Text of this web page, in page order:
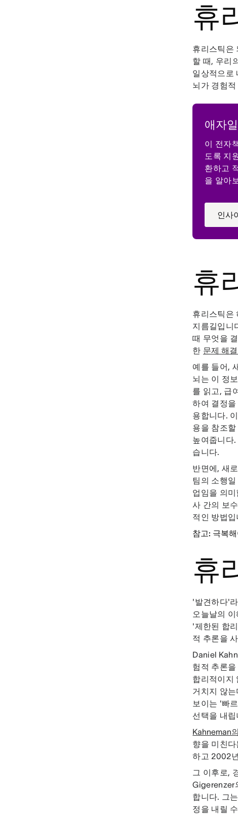
휴
휴리스틱은
할 때, 우리
일상적으로
뇌가 경험
애자
이 전자
도록 지
환하고
을 알아
인사
휴
휴리스틱은
지름길입니
때 무엇을
한 문제 해
예를 들어,
뇌는 이 정
를 읽고, 급
하여 결정
용합니다.
용을 참조
높여줍니다
습니다.
반면에, 새
팀의 소행
업임을 의
사 간의 보
적인 방법입
참고: 극복
휴
'발견하다'
오늘날의
'제한된 합
적 추론을
Daniel
험적 추론
합리적이지
거치지 않
보이는 '빠
선택을 내립
Kahneman
향을 미친
하고 2002
그 이후로,
Gigerenzer
합니다. 그
정을 내릴